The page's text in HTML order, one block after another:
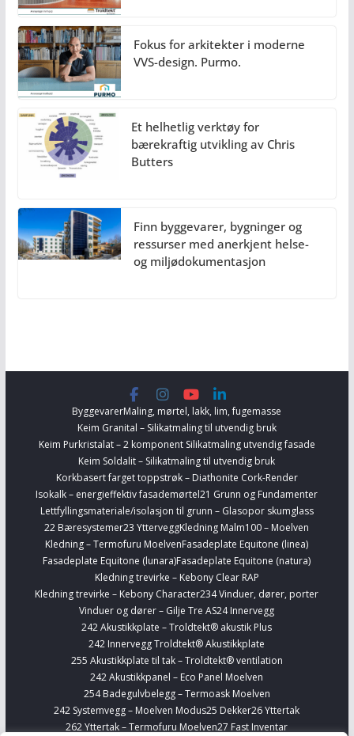
Fokus for arkitekter i moderne
VVS-design. Purmo.
Et helhetlig verktøy for
bærekraftig utvikling av Chris
Butters
Finn byggevarer, bygninger og
ressurser med anerkjent helse-
og miljødokumentasjon
ByggevarerMaling, mørtel, lakk, lim, fugemasse
Keim Granital – Silikatmaling til utvendig bruk
Keim Purkristalat – 2 komponent Silikatmaling utvendig fasade
Keim Soldalit – Silikatmaling til utvendig bruk
Korkbasert farget toppstrøk – Diathonite Cork-Render
Isokalk – energieffektiv fasademørtel21 Grunn og Fundamenter
Lettfyllingsmateriale/isolasjon til grunn – Glasopor skumglass
22 Bæresystemer23 YtterveggKledning Malm100 – Moelven
Kledning – Termofuru MoelvenFasadeplate Equitone (linea)
Fasadeplate Equitone (lunara)Fasadeplate Equitone (natura)
Kledning trevirke – Kebony Clear RAP
Kledning trevirke – Kebony Character234 Vinduer, dører, porter
Vinduer og dører – Gilje Tre AS24 Innervegg
242 Akustikkplate – Troldtekt® akustik Plus
242 Innervegg Troldtekt® Akustikkplate
255 Akustikkplate til tak – Troldtekt® ventilation
242 Akustikkpanel – Eco Panel Moelven
254 Badegulvbelegg – Termoask Moelven
242 Systemvegg – Moelven Modus25 Dekker26 Yttertak
262 Yttertak – Termofuru Moelven27 Fast Inventar